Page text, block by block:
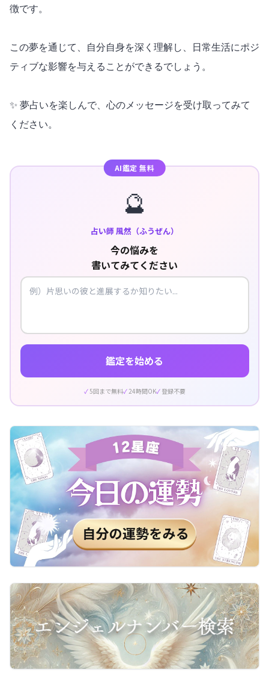
徴です。
この夢を通じて、自分自身を深く理解し、日常生活にポジ
ティブな影響を与えることができるでしょう。
✨ 夢占いを楽しんで、心のメッセージを受け取ってみて
ください。
AI鑑定 無料
🔮
占い師 風然（ふうぜん）
今の悩みを
書いてみてください
鑑定を始める
5回まで無料 24時間OK 登録不要